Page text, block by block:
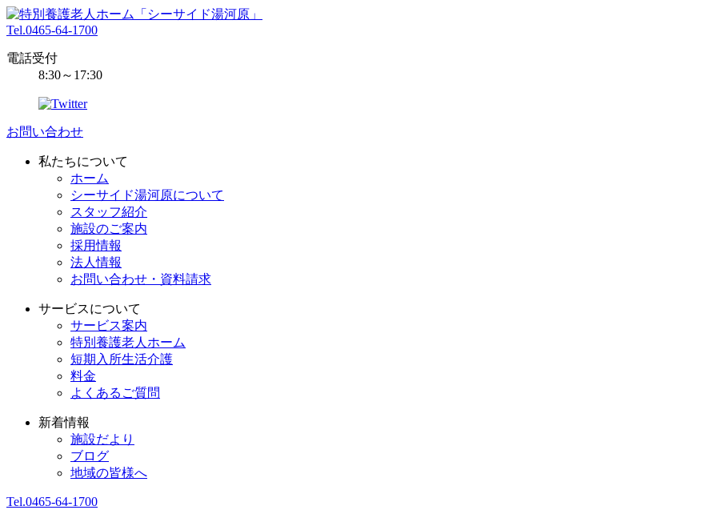
Tel.0465-64-1700
電話受付
8:30～17:30
お問い合わせ
私たちについて
ホーム
シーサイド湯河原について
スタッフ紹介
施設のご案内
採用情報
法人情報
お問い合わせ・資料請求
サービスについて
サービス案内
特別養護老人ホーム
短期入所生活介護
料金
よくあるご質問
新着情報
施設だより
ブログ
地域の皆様へ
Tel.0465-64-1700